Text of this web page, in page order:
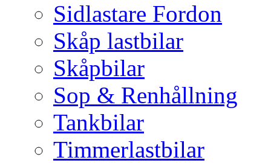
Sidlastare Fordon
Skåp lastbilar
Skåpbilar
Sop & Renhållning
Tankbilar
Timmerlastbilar